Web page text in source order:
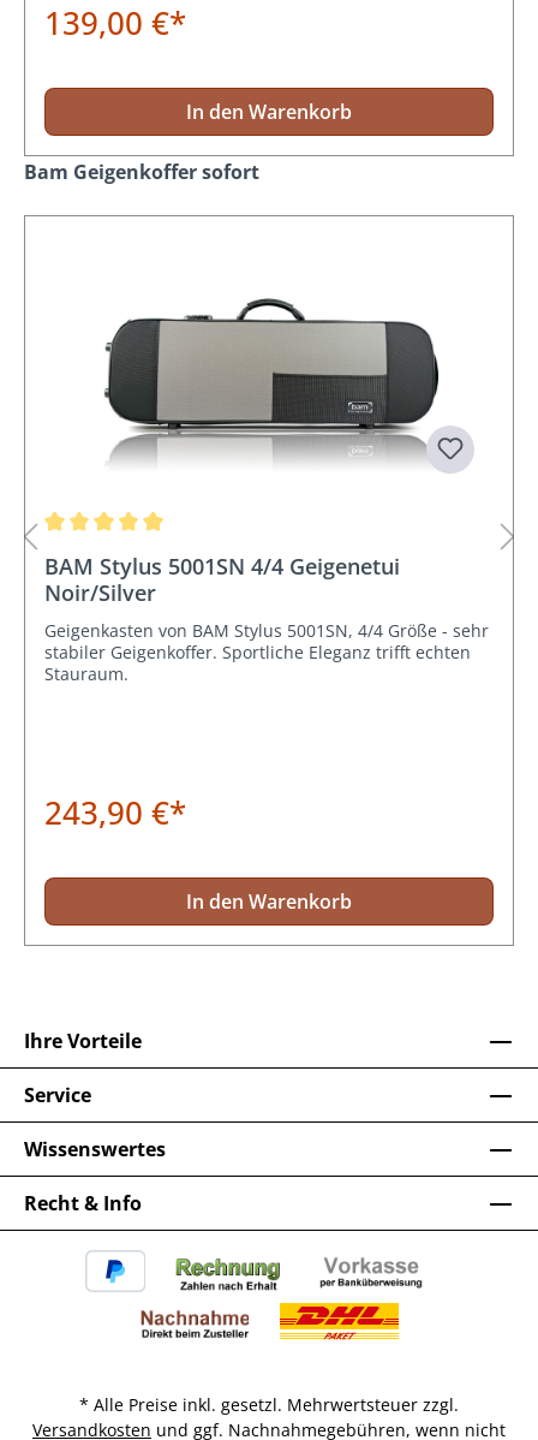
139,00 €*
In den Warenkorb
Produktgalerie überspringen
Bam Geigenkoffer sofort
BAM Stylus 5001SN 4/4 Geigenetui
Noir/Silver
Geigenkasten von BAM Stylus 5001SN, 4/4 Größe - sehr
stabiler Geigenkoffer. Sportliche Eleganz trifft echten
Stauraum.
243,90 €*
In den Warenkorb
Recht & Info
Ihre Vorteile
Service
Wissenswertes
* Alle Preise inkl. gesetzl. Mehrwertsteuer zzgl.
Versandkosten und ggf. Nachnahmegebühren, wenn nicht